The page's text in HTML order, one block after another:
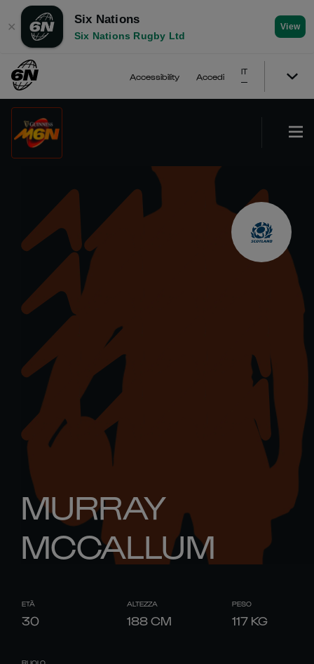
✕
Six Nations
Six Nations Rugby Ltd
View
Accessibility Accedi
IT
MURRAY
MCCALLUM
ETÀ
30
ALTEZZA
188CM
PESO
117 KG